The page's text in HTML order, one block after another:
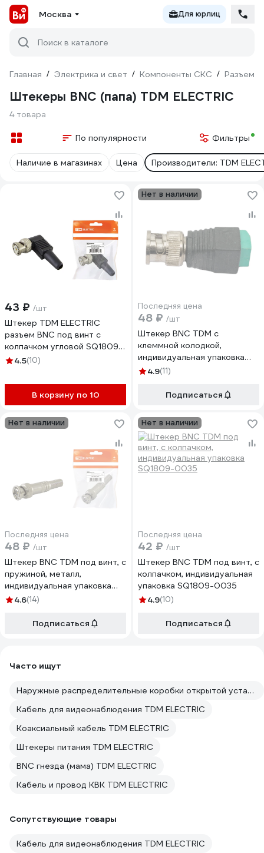
Москва Для юрлиц
Поиск в каталоге
Главная / Электрика и свет / Компоненты СКС /
Штекеры BNC (папа) TDM ELECTRIC
4 товара
По популярности Фильтры
Наличие в магазинах Цена Производители: TDM
43 ₽ /шт
Штекер TDM ELECTRIC
разъем BNC под винт с
колпачком угловой SQ1809-
0036
4.5(10)
В корзину по 10
Нет в наличии
Последняя цена
48 ₽ /шт
Штекер BNC TDM с
клеммной колодкой,
индивидуальная упаковка
SQ1809-0038
4.9(11)
Подписаться
Нет в наличии
Последняя цена
48 ₽ /шт
Штекер BNC TDM под винт, с
пружиной, металл,
индивидуальная упаковка
SQ1809-0037
4.6(14)
Подписаться
Нет в наличии
Последняя цена
42 ₽ /шт
Штекер BNC TDM под винт, с
колпачком, индивидуальная
упаковка SQ1809-0035
4.9(10)
Подписаться
Часто ищут
Наружные распределительные коробки открытой установки TDM ELECTRIC
Кабель для видеонаблюдения TDM ELECTRIC
Коаксиальный кабель TDM ELECTRIC
Штекеры питания TDM ELECTRIC
BNC гнезда (мама) TDM ELECTRIC
Кабель и провод КВК TDM ELECTRIC
Сопутствующие товары
Кабель для видеонаблюдения TDM ELECTRIC